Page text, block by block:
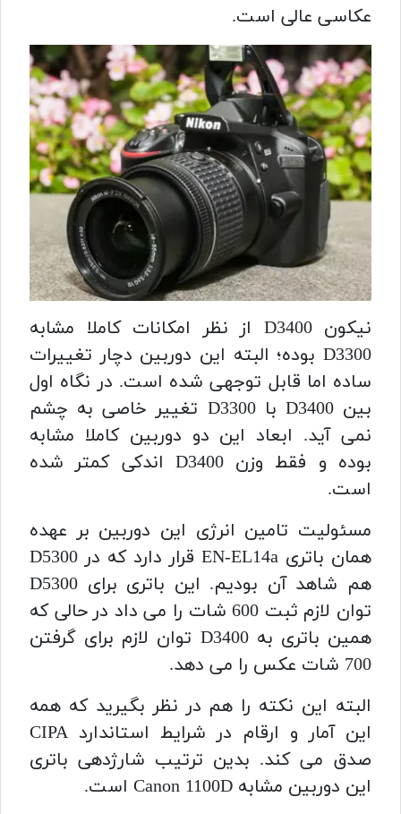
عکاسی عالی است.
نیکون D3400 از نظر امکانات کاملا مشابه
D3300 بوده؛ البته این دوربین دچار تغییرات
ساده اما قابل توجهی شده است. در نگاه اول
بین D3400 با D3300 تغییر خاصی به چشم
نمی آید. ابعاد این دو دوربین کاملا مشابه
بوده و فقط وزن D3400 اندکی کمتر شده
است.
مسئولیت تامین انرژی این دوربین بر عهده
همان باتری EN-EL14a قرار دارد که در D5300
هم شاهد آن بودیم. این باتری برای D5300
توان لازم ثبت 600 شات را می داد در حالی که
همین باتری به D3400 توان لازم برای گرفتن
700 شات عکس را می دهد.
البته این نکته را هم در نظر بگیرید که همه
این آمار و ارقام در شرایط استاندارد CIPA
صدق می کند. بدین ترتیب شارژدهی باتری
این دوربین مشابه Canon 1100D است.